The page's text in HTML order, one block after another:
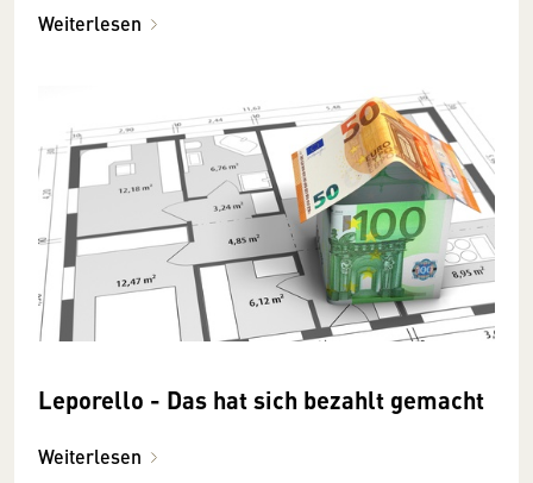
Weiterlesen
Leporello - Das hat sich bezahlt gemacht
Weiterlesen